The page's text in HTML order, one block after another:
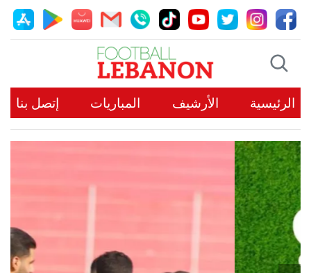
الرئيسية الأرشيف المباريات إتصل بنا